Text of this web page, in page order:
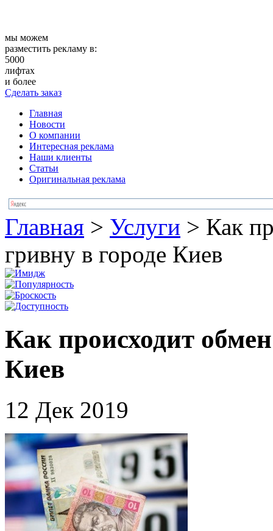
мы можем
разместить рекламу в:
5000
лифтах
и более
Сделать заказ
Главная
Новости
О компании
Интересная реклама
Наши клиенты
Статьи
Оригинальная реклама
Главная > Услуги > Как
гривну в городе Киев
Как происходит
Киев
12 Дек 2019